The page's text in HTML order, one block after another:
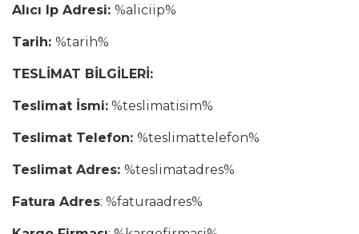
Alıcı Ip Adresi: %aliciip%
Tarih: %tarih%
TESLİMAT BİLGİLERİ:
Teslimat İsmi: %teslimatisim%
Teslimat Telefon: %teslimattelefon%
Teslimat Adres: %teslimatadres%
Fatura Adres: %faturaadres%